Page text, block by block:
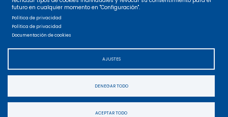
Privacidad
Accesibilidad
Mapa web
futuro en cualquier momento en "Configuración".
Política de privacidad
Política de privacidad
Documentación de cookies
AJUSTES
DENEGAR TODO
ACEPTAR TODO